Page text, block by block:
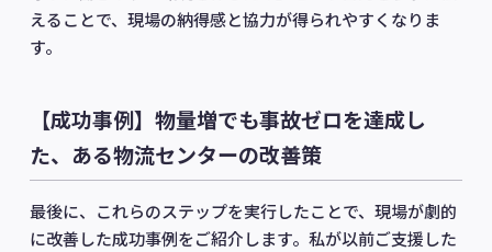
えることで、現場の納得感と協力が得られやすくなりま
す。
【成功事例】物量増でも事故ゼロを達成し
た、ある物流センターの改善策
最後に、これらのステップを実行したことで、現場が劇的
に改善した成功事例をご紹介します。私が以前ご支援した